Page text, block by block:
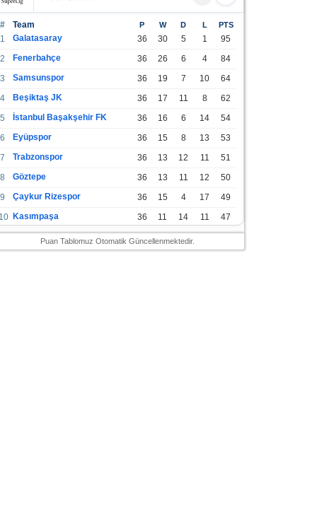
# Team P W D L PTS
1 Galatasaray 36 30 5 1
95
2
Fenerbahçe 36 26 6 4
84
3
Samsunspor 36 19 7 10
64
4
Beşiktaş JK 36 17 11 8
62
5
İstanbul Başakşehir FK 36 16 6 14
54
6
Eyüpspor 36 15 8 13
53
7
Trabzonspor 36 13 12 11
51
8
Göztepe 36 13 11 12
50
9
Çaykur Rizespor 36 15 4 17
49
10 Kasımpaşa 36 11 14 11
47
Konyaspor 36
Puan Tablomuz Otomatik Güncellenmektedir.